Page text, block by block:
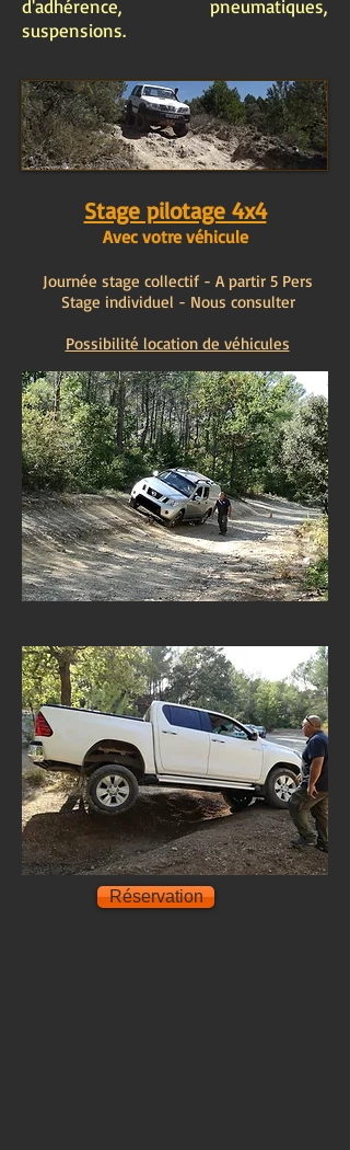
d'adhérence, pneumatiques,
suspensions.
Stage pilotage 4x4
Avec votre véhicule
Journée stage collectif - A partir 5 Pers
Stage individuel - Nous consulter
Possibilité location de véhicules
Réservation